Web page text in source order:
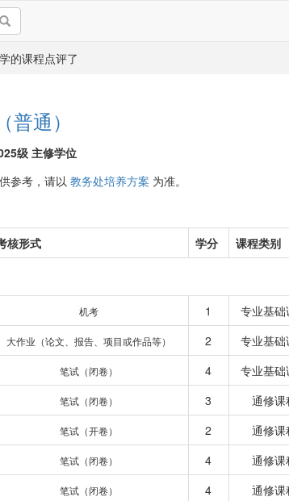
的课程点评了
通）
级 主修学位
参考，请以 教务处培养方案 为准。
核形式 学分 课程类别
机考 1
专业基础
大作业（论文、报告、项目或作品等） 2
专业基础
笔试（闭卷） 4
专业基础
笔试（闭卷） 3
通修课
笔试（开卷） 2
通修课
笔试（闭卷） 4
通修课
笔试（闭卷） 4
通修课